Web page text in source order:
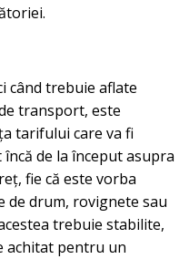
când trebuie aflate
transport, este
tarifului care va fi
de la început asupra
fie că este vorba
de drum, rovignete sau
trebuie stabilite,
achitat pentru un